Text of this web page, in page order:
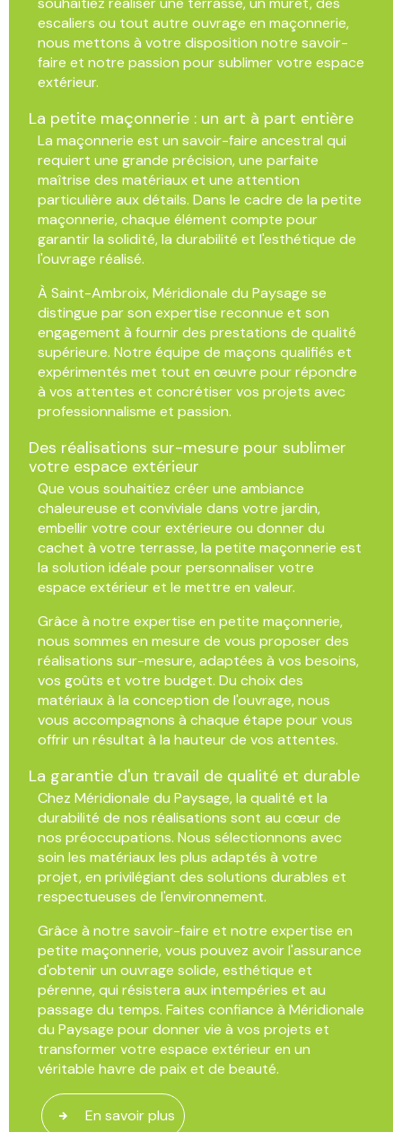
escaliers ou tout autre ouvrage en maçonnerie,
nous mettons à votre disposition notre savoir-
faire et notre passion pour sublimer votre espace
extérieur.
La petite maçonnerie : un art à part entière
La maçonnerie est un savoir-faire ancestral qui
requiert une grande précision, une parfaite
maîtrise des matériaux et une attention
particulière aux détails. Dans le cadre de la petite
maçonnerie, chaque élément compte pour
garantir la solidité, la durabilité et l'esthétique de
l'ouvrage réalisé.
À Saint-Ambroix, Méridionale du Paysage se
distingue par son expertise reconnue et son
engagement à fournir des prestations de qualité
supérieure. Notre équipe de maçons qualifiés et
expérimentés met tout en œuvre pour répondre
à vos attentes et concrétiser vos projets avec
professionnalisme et passion.
Des réalisations sur-mesure pour sublimer
votre espace extérieur
Que vous souhaitiez créer une ambiance
chaleureuse et conviviale dans votre jardin,
embellir votre cour extérieure ou donner du
cachet à votre terrasse, la petite maçonnerie est
la solution idéale pour personnaliser votre
espace extérieur et le mettre en valeur.
Grâce à notre expertise en petite maçonnerie,
nous sommes en mesure de vous proposer des
réalisations sur-mesure, adaptées à vos besoins,
vos goûts et votre budget. Du choix des
matériaux à la conception de l'ouvrage, nous
vous accompagnons à chaque étape pour vous
offrir un résultat à la hauteur de vos attentes.
La garantie d'un travail de qualité et durable
Chez Méridionale du Paysage, la qualité et la
durabilité de nos réalisations sont au cœur de
nos préoccupations. Nous sélectionnons avec
soin les matériaux les plus adaptés à votre
projet, en privilégiant des solutions durables et
respectueuses de l'environnement.
Grâce à notre savoir-faire et notre expertise en
petite maçonnerie, vous pouvez avoir l'assurance
d'obtenir un ouvrage solide, esthétique et
pérenne, qui résistera aux intempéries et au
passage du temps. Faites confiance à Méridionale
du Paysage pour donner vie à vos projets et
transformer votre espace extérieur en un
véritable havre de paix et de beauté.
En savoir plus